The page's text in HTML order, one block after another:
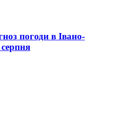
погоди в Івано-